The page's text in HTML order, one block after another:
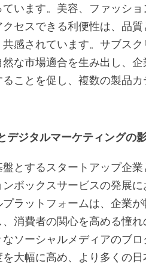
います。美容、ファッシ
セスできる利便性は、品
感されています。サブス
な市場適合を生み出し、
ことを促し、複数の製品
デジタルマーケティングの
とするスタートアップ企
ボックスサービスの発展
ラットフォームは、企業
消費者の関心を高める憧
ソーシャルメディアのブ
大幅に高め、より多くの